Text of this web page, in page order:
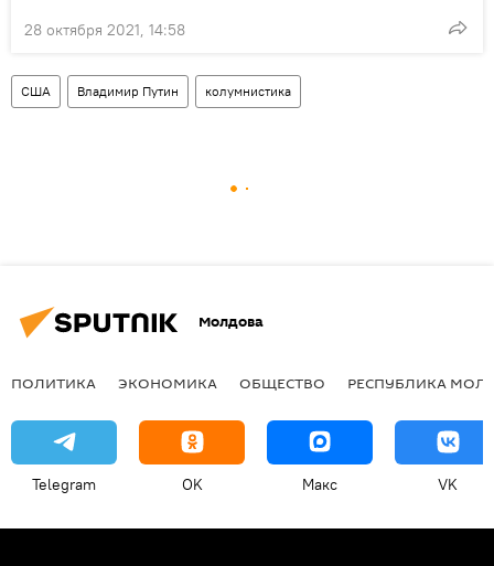
28 октября 2021, 14:58
США Владимир Путин колумнистика
Молдова
ПОЛИТИКА ЭКОНОМИКА ОБЩЕСТВО РЕСПУБЛИКА
Telegram OK Макс VK